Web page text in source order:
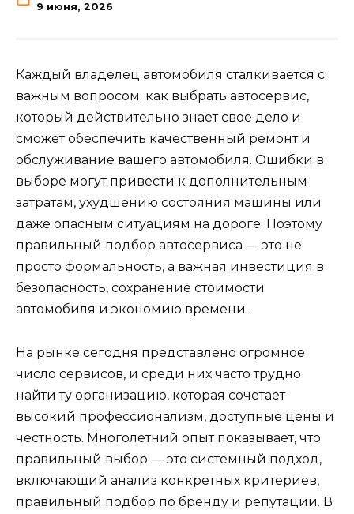
9 июня, 2026
Каждый владелец автомобиля сталкивается с
важным вопросом: как выбрать автосервис,
который действительно знает свое дело и
сможет обеспечить качественный ремонт и
обслуживание вашего автомобиля. Ошибки в
выборе могут привести к дополнительным
затратам, ухудшению состояния машины или
даже опасным ситуациям на дороге. Поэтому
правильный подбор автосервиса — это не
просто формальность, а важная инвестиция в
безопасность, сохранение стоимости
автомобиля и экономию времени.
На рынке сегодня представлено огромное
число сервисов, и среди них часто трудно
найти ту организацию, которая сочетает
высокий профессионализм, доступные цены и
честность. Многолетний опыт показывает, что
правильный выбор — это системный подход,
включающий анализ конкретных критериев,
правильный подбор по бренду и репутации. В